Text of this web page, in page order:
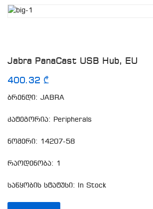
Jabra PanaCast USB Hub, EU
400.32 ₾
ბრენდი: JABRA
კატეგორია: Peripherals
ნომერი: 14207-58
რაოდენობა: 1
საწყობის სტატუსი: In Stock